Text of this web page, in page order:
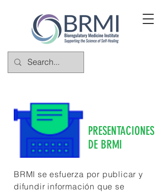
PRESENTACIONES
DE BRMI
BRMI se esfuerza por publicar y
difundir información que se